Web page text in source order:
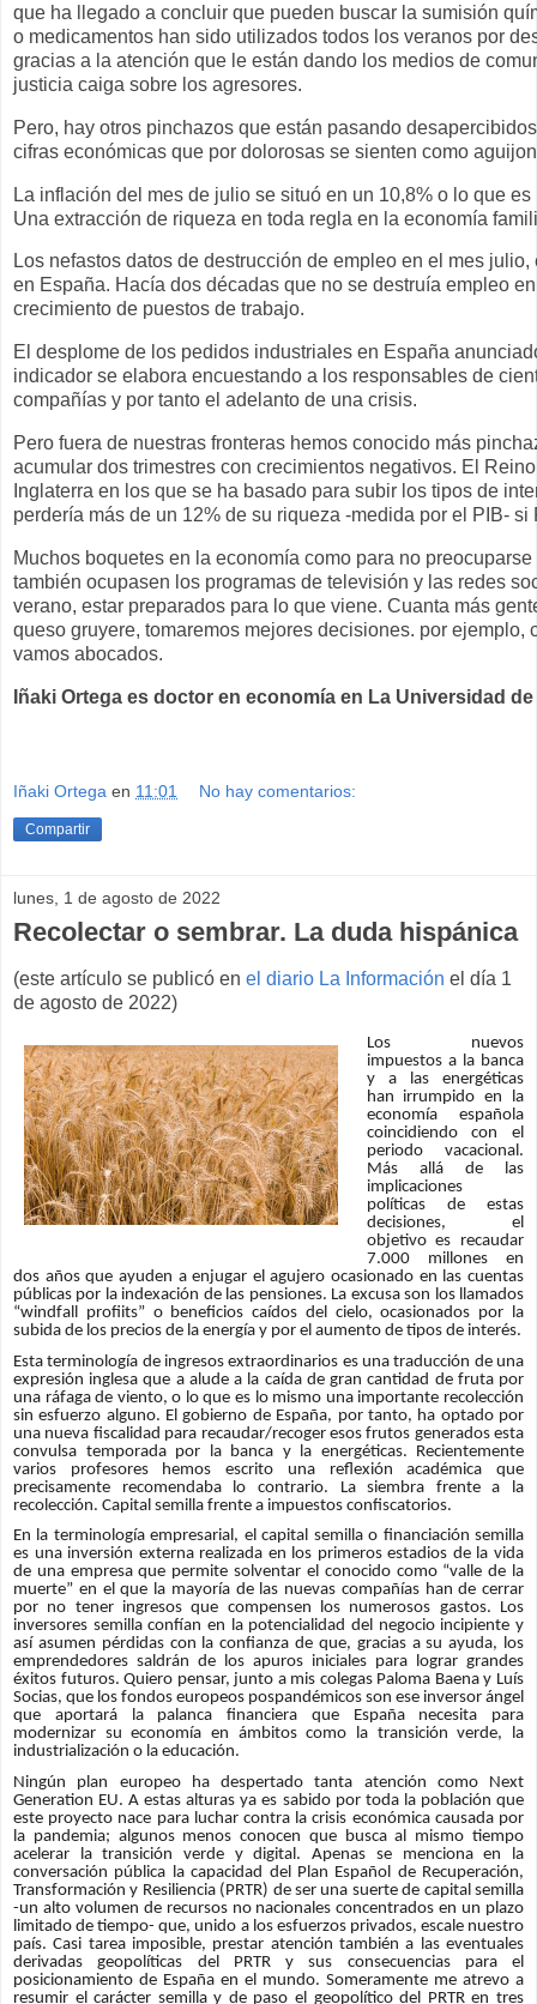
que ha llegado a concluir que pueden buscar la sumisión
o medicamentos han sido utilizados todos los veranos por
gracias a la atención que le están dando los medios de
justicia caiga sobre los agresores.
Pero, hay otros pinchazos que están pasando
cifras económicas que por dolorosas se sienten como
La inflación del mes de julio se situó en un 10,8% o lo que
Una extracción de riqueza en toda regla en la economía
Los nefastos datos de destrucción de empleo en el mes
en España. Hacía dos décadas que no se destruía empleo
crecimiento de puestos de trabajo.
El desplome de los pedidos industriales en España
indicador se elabora encuestando a los responsables de
compañías y por tanto el adelanto de una crisis.
Pero fuera de nuestras fronteras hemos conocido más
acumular dos trimestres con crecimientos negativos. El
Inglaterra en los que se ha basado para subir los tipos de
perdería más de un 12% de su riqueza -medida por el PIB-
Muchos boquetes en la economía como para no
también ocupasen los programas de televisión y las redes
verano, estar preparados para lo que viene. Cuanta más
queso gruyere, tomaremos mejores decisiones. por
vamos abocados.
Iñaki Ortega es doctor en economía en La Universidad
Iñaki Ortega en 11:01 No hay comentarios:
Compartir
lunes, 1 de agosto de 2022
Recolectar o sembrar. La duda hispánica
(este artículo se publicó en el diario La Información el día 1
de agosto de 2022)
Los nuevos
impuestos a la banca
y a las energéticas
han irrumpido en la
economía española
coincidiendo con el
periodo vacacional.
Más allá de las
implicaciones
políticas de estas
decisiones, el
objetivo es recaudar
7.000 millones en
dos años que ayuden a enjugar el agujero ocasionado en las cuentas
públicas por la indexación de las pensiones. La excusa son los llamados
“windfall profiits” o beneficios caídos del cielo, ocasionados por la
subida de los precios de la energía y por el aumento de tipos de interés.
Esta terminología de ingresos extraordinarios es una traducción de una
expresión inglesa que a alude a la caída de gran cantidad de fruta por
una ráfaga de viento, o lo que es lo mismo una importante recolección
sin esfuerzo alguno. El gobierno de España, por tanto, ha optado por
una nueva fiscalidad para recaudar/recoger esos frutos generados esta
convulsa temporada por la banca y la energéticas. Recientemente
varios profesores hemos escrito una reflexión académica que
precisamente recomendaba lo contrario. La siembra frente a la
recolección. Capital semilla frente a impuestos confiscatorios.
En la terminología empresarial, el capital semilla o financiación semilla
es una inversión externa realizada en los primeros estadios de la vida
de una empresa que permite solventar el conocido como “valle de la
muerte” en el que la mayoría de las nuevas compañías han de cerrar
por no tener ingresos que compensen los numerosos gastos. Los
inversores semilla confían en la potencialidad del negocio incipiente y
así asumen pérdidas con la confianza de que, gracias a su ayuda, los
emprendedores saldrán de los apuros iniciales para lograr grandes
éxitos futuros. Quiero pensar, junto a mis colegas Paloma Baena y Luís
Socias, que los fondos europeos pospandémicos son ese inversor ángel
que aportará la palanca financiera que España necesita para
modernizar su economía en ámbitos como la transición verde, la
industrialización o la educación.
Ningún plan europeo ha despertado tanta atención como Next
Generation EU. A estas alturas ya es sabido por toda la población que
este proyecto nace para luchar contra la crisis económica causada por
la pandemia; algunos menos conocen que busca al mismo tiempo
acelerar la transición verde y digital. Apenas se menciona en la
conversación pública la capacidad del Plan Español de Recuperación,
Transformación y Resiliencia (PRTR) de ser una suerte de capital semilla
-un alto volumen de recursos no nacionales concentrados en un plazo
limitado de tiempo- que, unido a los esfuerzos privados, escale nuestro
país. Casi tarea imposible, prestar atención también a las eventuales
derivadas geopolíticas del PRTR y sus consecuencias para el
posicionamiento de España en el mundo. Someramente me atrevo a
resumir el carácter semilla y de paso el geopolítico del PRTR en tres